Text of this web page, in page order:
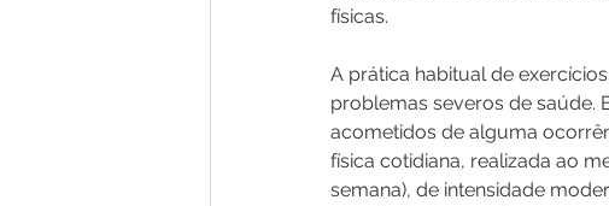
físicas.
A prática habitual de
problemas severos de saúde.
acometidos de alguma
física cotidiana, realizada ao
semana), de intensidade